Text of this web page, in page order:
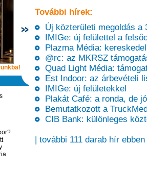
Látogasson el videótárunkba!Látogasson
További hírek:
Új közterületi megoldás a
IMIGe: új felülettel a
Plazma Média:
@rc: az MKRSZ
Quad Light Média:
Est Indoor: az árbevételi
IMIGe: új felületekkel
Plakát Café: a ronda, de
Bemutatkozott a
CIB Bank: különleges
| további 111 darab hír